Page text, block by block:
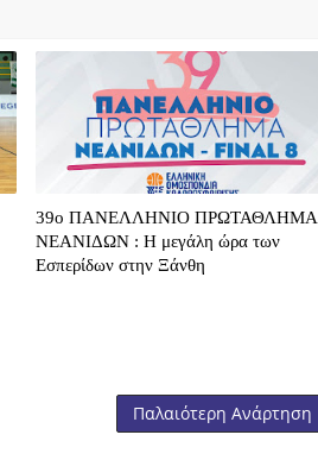
39o ΠΑΝΕΛΛΗΝΙΟ ΠΡΩΤΑΘΛΗΜΑ
ΝΕΑΝΙΔΩΝ : Η μεγάλη ώρα των
Εσπερίδων στην Ξάνθη
Παλαιότερη Ανάρτηση